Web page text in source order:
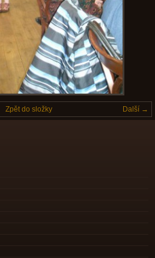
Další →
Zpět do složky